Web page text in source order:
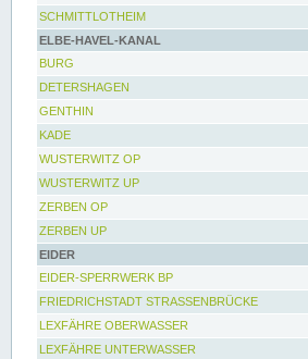
SCHMITTLOTHEIM
ELBE-HAVEL-KANAL
BURG
DETERSHAGEN
GENTHIN
KADE
WUSTERWITZ OP
WUSTERWITZ UP
ZERBEN OP
ZERBEN UP
EIDER
EIDER-SPERRWERK BP
FRIEDRICHSTADT STRASSENBRÜCKE
LEXFÄHRE OBERWASSER
LEXFÄHRE UNTERWASSER